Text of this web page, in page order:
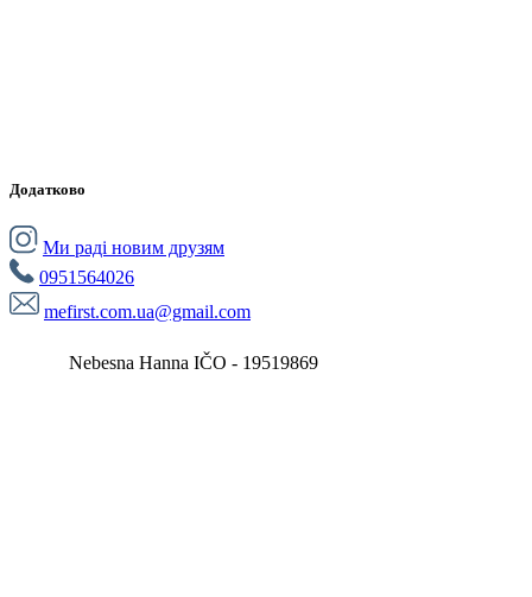
Додатково
Ми раді новим друзям
0951564026
mefirst.com.ua@gmail.com
Nebesna Hanna IČO - 19519869